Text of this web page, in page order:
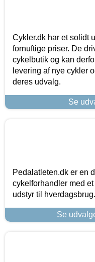
Cykler.dk har et solidt
fornuftige priser. De
cykelbutik og kan
levering af nye cykler
deres udvalg.
Se
Pedalatleten.dk er en
cykelforhandler med
udstyr til
Se